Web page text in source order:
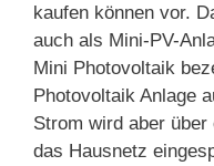
kaufen können vor.
auch als Mini-PV-
Mini Photovoltaik
Photovoltaik Anlage
Strom wird aber
das Hausnetz